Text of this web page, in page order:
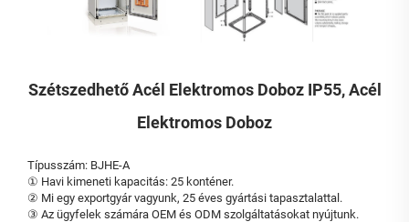
Szétszedhető Acél Elektromos Doboz IP55, Acél
Elektromos Doboz
Típusszám: BJHE-A
① Havi kimeneti kapacitás: 25 konténer.
② Mi egy exportgyár vagyunk, 25 éves gyártási tapasztalattal.
③ Az ügyfelek számára OEM és ODM szolgáltatásokat nyújtunk.